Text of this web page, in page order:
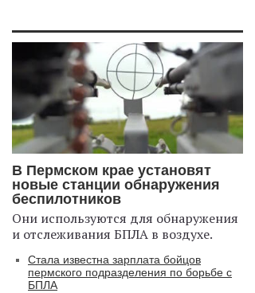
В Пермском крае установят
новые станции обнаружения
беспилотников
Они используются для обнаружения
и отслеживания БПЛА в воздухе.
Стала известна зарплата бойцов
пермского подразделения по борьбе с
БПЛА